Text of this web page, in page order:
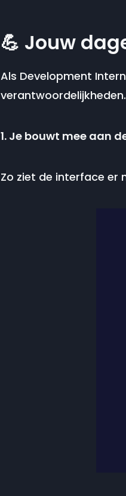
💪 Jouw
Als Development
verantwoordelijkheden.
1. Je bouwt mee aan
Zo ziet de interface er